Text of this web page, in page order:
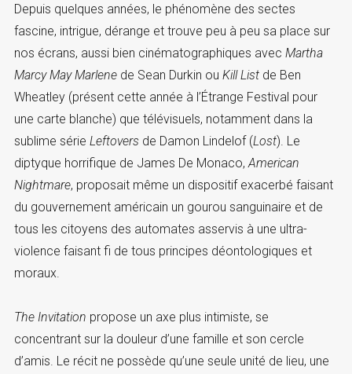
Depuis quelques années, le phénomène des sectes
fascine, intrigue, dérange et trouve peu à peu sa place sur
nos écrans, aussi bien cinématographiques avec Martha
Marcy May Marlenede Sean Durkin ou Kill Listde Ben
Wheatley (présent cette année à l’Étrange Festival pour
une carte blanche) que télévisuels, notamment dans la
sublime série Leftovers de Damon Lindelof (Lost). Le
diptyque horrifique de James De Monaco, American
Nightmare, proposait même un dispositif exacerbé faisant
du gouvernement américain un gourou sanguinaire et de
tous les citoyens des automates asservis à une ultra-
violence faisant fi de tous principes déontologiques et
moraux.
The Invitation propose un axe plus intimiste, se
concentrant sur la douleur d’une famille et son cercle
d’amis. Le récit ne possède qu’une seule unité de lieu, une